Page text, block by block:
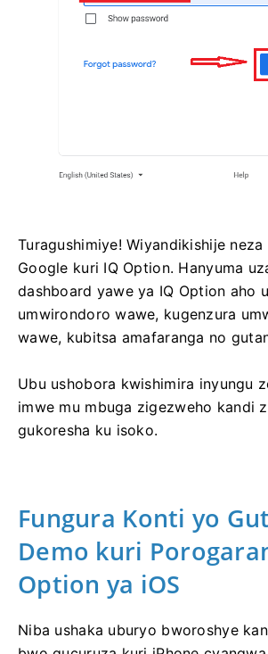
Turagushimiye! Wiyandikishije
Google kuri IQ Option. Hanyuma
dashboard yawe ya IQ Option aho
umwirondoro wawe, kugenzura
wawe, kubitsa amafaranga no
Ubu ushobora kwishimira inyungu
imwe mu mbuga zigezweho kandi
gukoresha ku isoko.
Fungura Konti yo
Demo kuri
Option ya iOS
Niba ushaka uburyo bworoshye